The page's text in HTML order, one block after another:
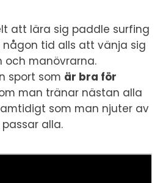
att lära sig paddle surfing
tid alls att vänja sig
manövrarna.
sport som är bra för
man tränar nästan alla
som man njuter av
alla.